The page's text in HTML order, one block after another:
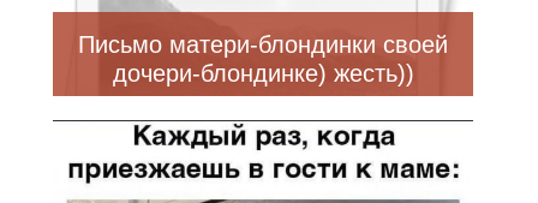
Письмо матери-блондинки своей
дочери-блондинке) жесть))